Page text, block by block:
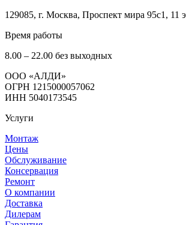
129085, г. Москва, Проспект мира 95с1, 11
Время работы
8.00 – 22.00 без выходных
OOO «АЛДИ»
ОГРН 1215000057062
ИНН 5040173545
Услуги
Монтаж
Цены
Обслуживание
Консервация
Ремонт
О компании
Доставка
Дилерам